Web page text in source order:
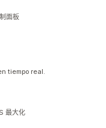
面板
tiempo real.
最大化